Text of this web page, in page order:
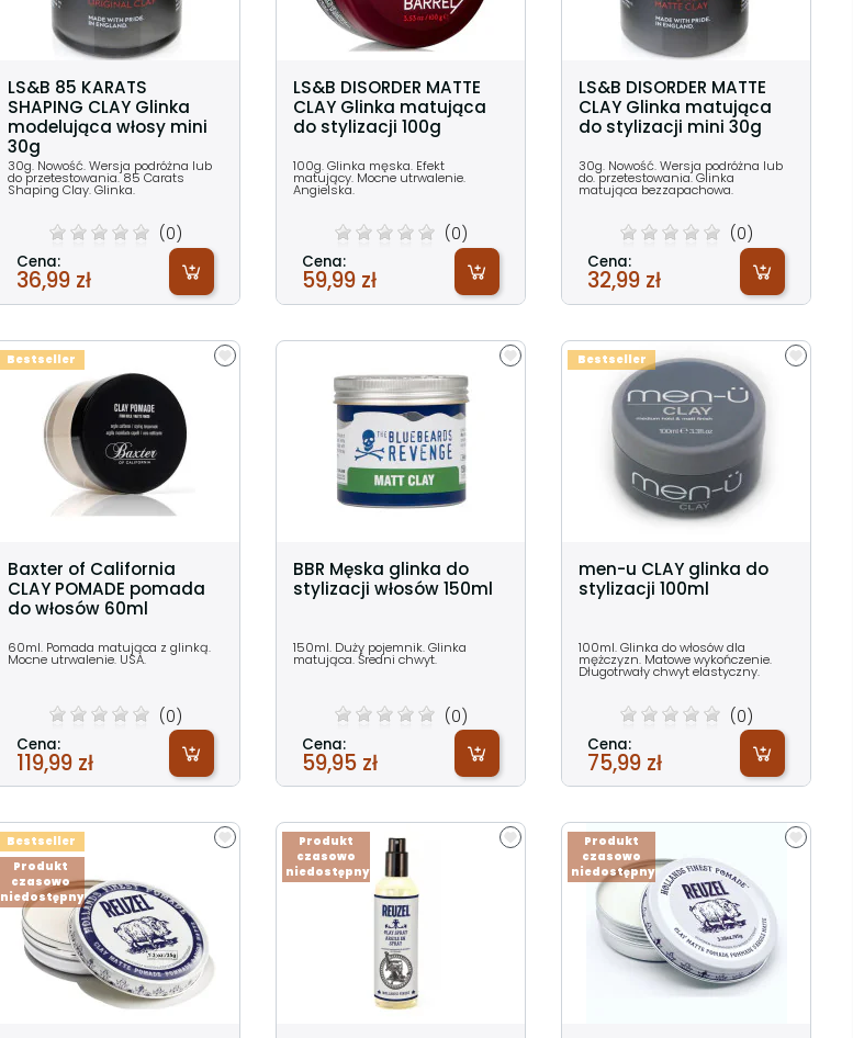
LS&B 85 KARATS
SHAPING CLAY Glinka
modelująca włosy mini
30g
30g. Nowość. Wersja podróżna lub
do przetestowania. 85 Carats
Shaping Clay. Glinka.
(0)
Cena:
36,99 zł
LS&B DISORDER MATTE
CLAY Glinka matująca
do stylizacji 100g
100g. Glinka męska. Efekt
matujący. Mocne utrwalenie.
Angielska.
(0)
Cena:
59,99 zł
LS&B DISORDER MATTE
CLAY Glinka matująca
do stylizacji mini 30g
30g. Nowość. Wersja podróżna lub
do. przetestowania. Glinka
matująca bezzapachowa.
(0)
Cena:
32,99 zł
Baxter of California
CLAY POMADE pomada
do włosów 60ml
60ml. Pomada matująca z glinką.
Mocne utrwalenie. USA.
(0)
Cena:
119,99 zł
Bestseller
BBR Męska glinka do
stylizacji włosów 150ml
150ml. Duży pojemnik. Glinka
matująca. Średni chwyt.
(0)
Cena:
59,95 zł
men-u CLAY glinka do
stylizacji 100ml
100ml. Glinka do włosów dla
mężczyzn. Matowe wykończenie.
Długotrwały chwyt elastyczny.
(0)
Cena:
75,99 zł
Bestseller
Produkt
czasowo
niedostępny
Bestseller
Produkt
czasowo
niedostępny
Produkt
czasowo
niedostępny